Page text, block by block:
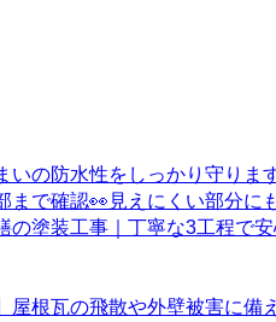
いの防水性をしっかり守りま
まで確認👀見えにくい部分に
の塗装工事｜丁寧な3工程で
屋根瓦の飛散や外壁被害に